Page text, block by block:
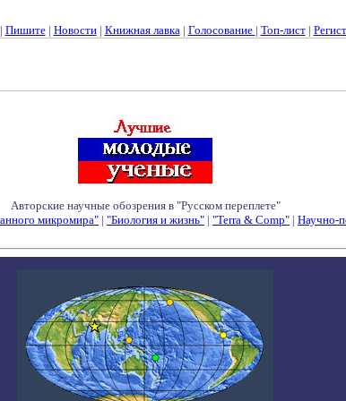
Пишите| Новости| Книжная лавка| Голосование | Топ-лист|
Авторские научные обозрения в "Русском переплете"
микромира" | "Биология и жизнь" | "Terra & Comp" | Научно-